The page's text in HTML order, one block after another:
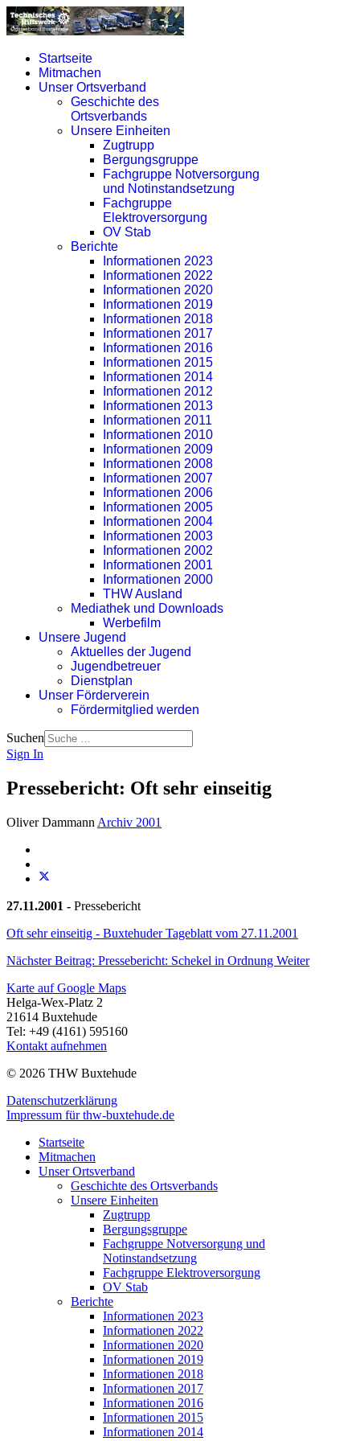
Startseite
Mitmachen
Unser Ortsverband
Geschichte des
Ortsverbands
Unsere Einheiten
Zugtrupp
Bergungsgruppe
Fachgruppe Notversorgung
und Notinstandsetzung
Fachgruppe
Elektroversorgung
OV Stab
Berichte
Informationen 2023
Informationen 2022
Informationen 2020
Informationen 2019
Informationen 2018
Informationen 2017
Informationen 2016
Informationen 2015
Informationen 2014
Informationen 2012
Informationen 2013
Informationen 2011
Informationen 2010
Informationen 2009
Informationen 2008
Informationen 2007
Informationen 2006
Informationen 2005
Informationen 2004
Informationen 2003
Informationen 2002
Informationen 2001
Informationen 2000
THW Ausland
Mediathek und Downloads
Werbefilm
Unsere Jugend
Aktuelles der Jugend
Jugendbetreuer
Dienstplan
Unser Förderverein
Fördermitglied werden
Suchen
Sign In
Pressebericht: Oft sehr einseitig
Oliver Dammann Archiv 2001
27.11.2001 - Pressebericht
Oft sehr einseitig - Buxtehuder Tageblatt vom 27.11.2001
Nächster Beitrag: Pressebericht: Schekel in Ordnung Weiter
Karte auf Google Maps
Helga-Wex-Platz 2
21614 Buxtehude
Tel: +49 (4161) 595160
Kontakt aufnehmen
© 2026 THW Buxtehude
Datenschutzerklärung
Impressum für thw-buxtehude.de
Startseite
Mitmachen
Unser Ortsverband
Geschichte des Ortsverbands
Unsere Einheiten
Zugtrupp
Bergungsgruppe
Fachgruppe Notversorgung und
Notinstandsetzung
Fachgruppe Elektroversorgung
OV Stab
Berichte
Informationen 2023
Informationen 2022
Informationen 2020
Informationen 2019
Informationen 2018
Informationen 2017
Informationen 2016
Informationen 2015
Informationen 2014